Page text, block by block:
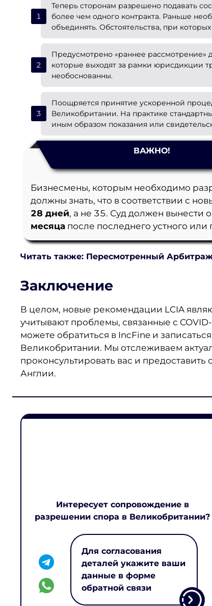
Теперь сторонам разрешено подавать
более чем одного контракта. Раньше
объединять. Обстоятельства, при
Предусмотрено «раннее рассмотрение»
которые выходят за рамки юрисдикции
необоснованны.
Поощряется принятие ускоренной
Великобритании. На практике
иным образом показания или
ВАЖНО!
Бизнесмены, которым необходимо
должны знать, что в соответствии с
28 дней, а не 35. Суд должен вынести
месяца после последнего устного
Читать также: Пересмотренный
Заключение
В целом, новые рекомендации LCIA
учитывают проблемы, связанные с
можете обратиться в IncFine и
Великобритании. Мы отслеживаем
проконсультировать вас и
Англии.
Интересует сопровождение в
разрешении спора в Великобритании?
Для согласования
деталей укажите ваши
данные в форме
обратной связи